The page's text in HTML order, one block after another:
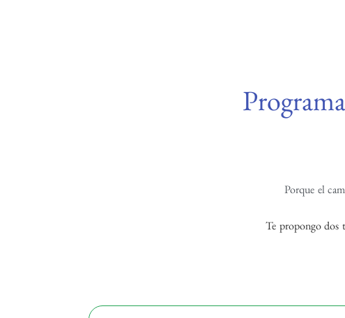
Porque el
Te propongo dos